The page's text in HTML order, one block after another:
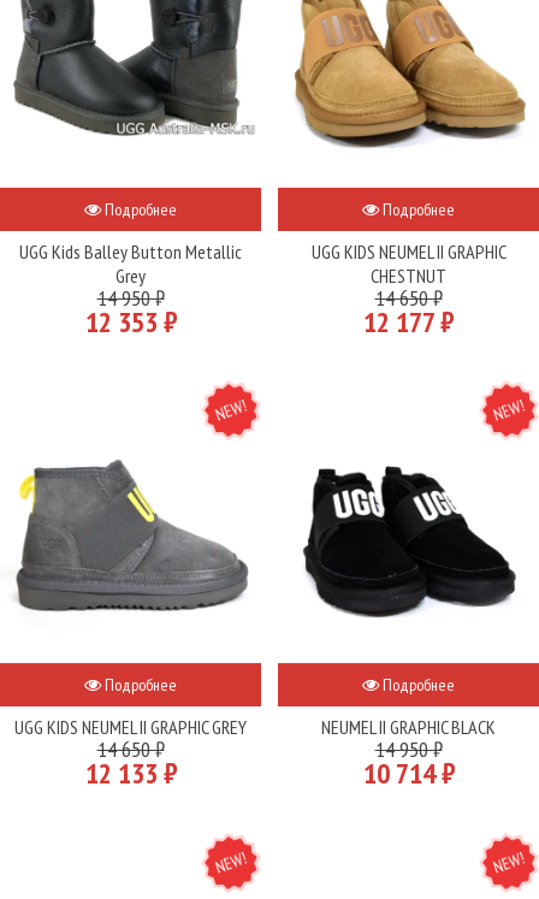
Подробнее
UGG Kids Balley Button Metallic
Grey
14 950 ₽
12 353 ₽
Подробнее
UGG KIDS NEUMEL II GRAPHIC
CHESTNUT
14 650 ₽
12 177 ₽
NEW
Подробнее
UGG KIDS NEUMEL II GRAPHIC GREY
14 650 ₽
12 133 ₽
NEW
Подробнее
NEUMEL II GRAPHIC BLACK
14 950 ₽
10 714 ₽
NEW NEW